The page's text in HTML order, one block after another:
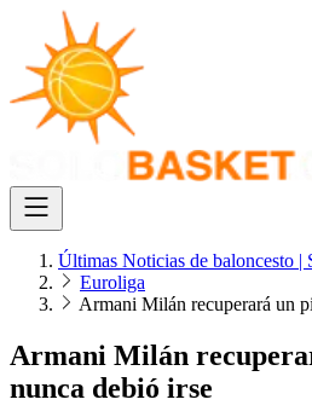
Últimas Noticias de baloncesto |
Euroliga
Armani Milán recuperará un
Armani Milán
nunca debió irse